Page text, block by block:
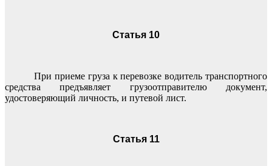
Статья 10
При приеме груза к перевозке водитель транспортного
средства предъявляет грузоотправителю документ,
удостоверяющий личность, и путевой лист.
Статья 11